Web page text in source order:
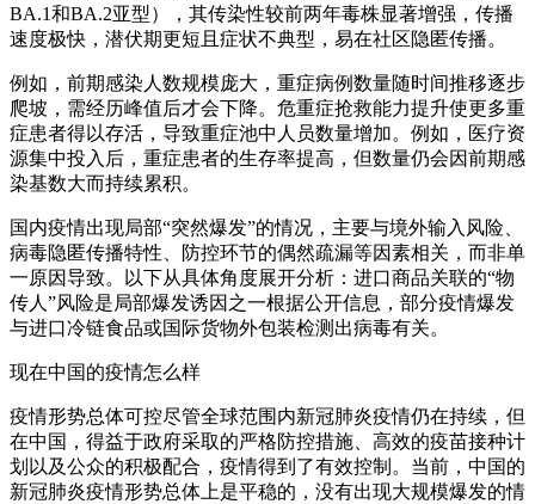
BA.1和BA.2亚型），其传染性较前两年毒株显著增强，传播
速度极快，潜伏期更短且症状不典型，易在社区隐匿传播。
例如，前期感染人数规模庞大，重症病例数量随时间推移逐步
爬坡，需经历峰值后才会下降。危重症抢救能力提升使更多重
症患者得以存活，导致重症池中人员数量增加。例如，医疗资
源集中投入后，重症患者的生存率提高，但数量仍会因前期感
染基数大而持续累积。
国内疫情出现局部“突然爆发”的情况，主要与境外输入风险、
病毒隐匿传播特性、防控环节的偶然疏漏等因素相关，而非单
一原因导致。以下从具体角度展开分析：进口商品关联的“物
传人”风险是局部爆发诱因之一根据公开信息，部分疫情爆发
与进口冷链食品或国际货物外包装检测出病毒有关。
现在中国的疫情怎么样
疫情形势总体可控尽管全球范围内新冠肺炎疫情仍在持续，但
在中国，得益于政府采取的严格防控措施、高效的疫苗接种计
划以及公众的积极配合，疫情得到了有效控制。当前，中国的
新冠肺炎疫情形势总体上是平稳的，没有出现大规模爆发的情